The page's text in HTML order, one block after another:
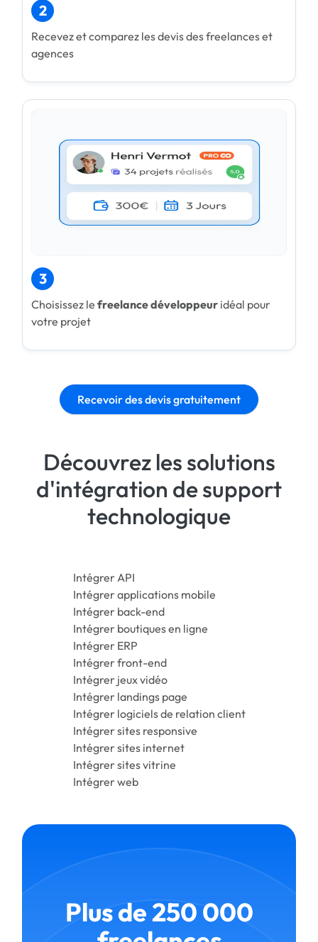
2
Recevez et comparez les devis des freelances et
agences
3
Choisissez le freelance développeur idéal pour
votre projet
Recevoir des devis gratuitement
Découvrez les solutions
d'intégration de support
technologique
Intégrer API
Intégrer applications mobile
Intégrer back-end
Intégrer boutiques en ligne
Intégrer ERP
Intégrer front-end
Intégrer jeux vidéo
Intégrer landings page
Intégrer logiciels de relation client
Intégrer sites responsive
Intégrer sites internet
Intégrer sites vitrine
Intégrer web
Plus de 250 000